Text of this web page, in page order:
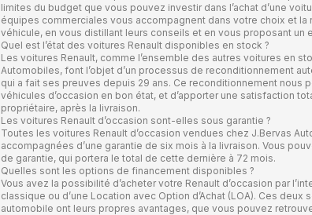
limites du budget que vous pouvez investir dans l’achat d’une
équipes commerciales vous accompagnent dans votre choix et la
véhicule, en vous distillant leurs conseils et en vous proposant un
Quel est l’état des voitures Renault disponibles en stock ?
Les voitures Renault, comme l’ensemble des autres voitures en
Automobiles, font l’objet d’un processus de reconditionnement
qui a fait ses preuves depuis 29 ans. Ce reconditionnement nous
véhicules d’occasion en bon état, et d’apporter une satisfaction
propriétaire, après la livraison.
Les voitures Renault d’occasion sont-elles sous garantie ?
Toutes les voitures Renault d’occasion vendues chez J.Bervas
accompagnées d’une garantie de six mois à la livraison. Vous
de garantie, qui portera le total de cette dernière à 72 mois.
Quelles sont les options de financement disponibles ?
Vous avez la possibilité d’acheter votre Renault d’occasion par
classique ou d’une Location avec Option d’Achat (LOA). Ces
automobile ont leurs propres avantages, que vous pouvez